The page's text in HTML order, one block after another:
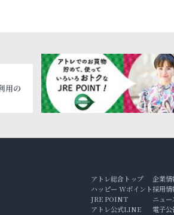
アトレ総合トップ
ハッピー Wポイント
JRE POINT
アトレ公式LINE
企業情
採用情
ニュー
電子公